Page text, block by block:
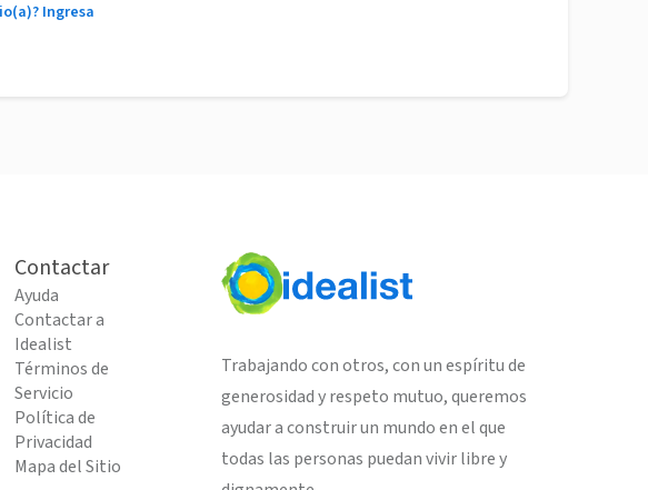
Ingresa
Contactar
Ayuda
Contactar a
Idealist
Términos de
Servicio
Política de
Privacidad
Mapa del Sitio
Trabajando con otros, con un espíritu de
generosidad y respeto mutuo, queremos
ayudar a construir un mundo en el que
todas las personas puedan vivir libre y